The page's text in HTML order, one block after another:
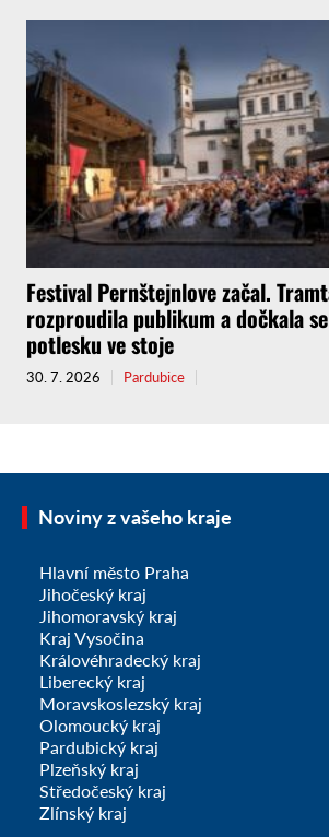
Festival Pernštejnlove začal.
rozproudila publikum a dočkala se
potlesku ve stoje
30. 7. 2026 Pardubice
Noviny z vašeho kraje
Hlavní město Praha
Jihočeský kraj
Jihomoravský kraj
Kraj Vysočina
Královéhradecký kraj
Liberecký kraj
Moravskoslezský kraj
Olomoucký kraj
Pardubický kraj
Plzeňský kraj
Středočeský kraj
Zlínský kraj